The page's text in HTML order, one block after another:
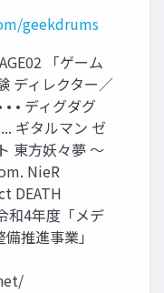
geekdrums
「ゲーム
ディレクター／
• • ディグダグ
ギタルマン ゼ
東⽅妖々夢 〜
NieR
DEATH
和4年度「メデ
推進事業」